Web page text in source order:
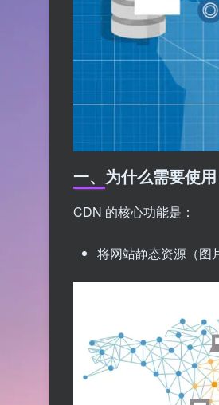
一、为什么需要使
CDN 的核心功能是：
将网站静态资源（图